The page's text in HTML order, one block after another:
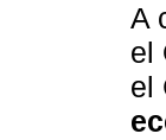
A
el
el